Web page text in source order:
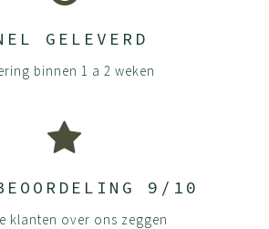
GELEVERD
binnen 1 a 2 weken
9/10
klanten over ons zeggen